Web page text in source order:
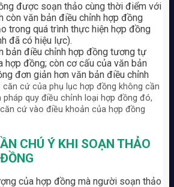
được soạn thảo cùng thời điểm với
còn văn bản điều chỉnh hợp đồng
trong quá trình thực hiện hợp đồng
đã có hiệu lực).
bản điều chỉnh hợp đồng tương tự
hợp đồng; còn cơ cấu của văn bản
đơn giản hơn văn bản điều chỉnh
căn cứ của phụ lục hợp đồng không cần
pháp quy điều chỉnh loại hợp đồng đó,
cứ vào điều khoản của hợp đồng
CHÚ Ý KHI SOẠN THẢO
của hợp đồng mà người soạn thảo